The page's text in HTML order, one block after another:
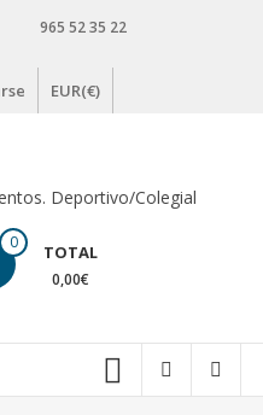
965 52 35 22
EUR(€)
Deportivo/Colegial
0 TOTAL
0,00€